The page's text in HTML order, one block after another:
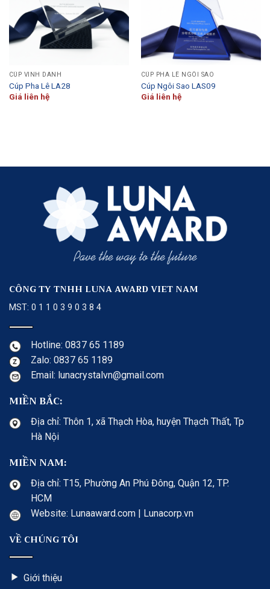
CÚP VINH DANH
Cúp Pha Lê LA28
Giá liên hệ
CÚP PHA LÊ NGÔI SAO
Cúp Ngôi Sao LAS09
Giá liên hệ
CÔNG TY TNHH LUNA AWARD VIET NAM
MST: 0 1 1 0 3 9 0 3 8 4
Hotline: 0837 65 1189
Zalo: 0837 65 1189
Email: lunacrystalvn@gmail.com
MIỀN BẮC:
Địa chỉ: Thôn 1, xã Thạch Hòa, huyện Thạch Thất, Tp
Hà Nội
MIỀN NAM:
Địa chỉ: T15, Phường An Phú Đông, Quận 12, TP.
HCM
Website: Lunaaward.com | Lunacorp.vn
VỀ CHÚNG TÔI
Giới thiệu